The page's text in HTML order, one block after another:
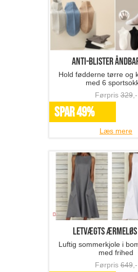
Anti-blister
Hold fødderne tørre og
med 6
Førpris329,-
SPAR 49%
Læs mere
Letvægts
Luftig sommerkjole i
med frihed
Førpris649,-